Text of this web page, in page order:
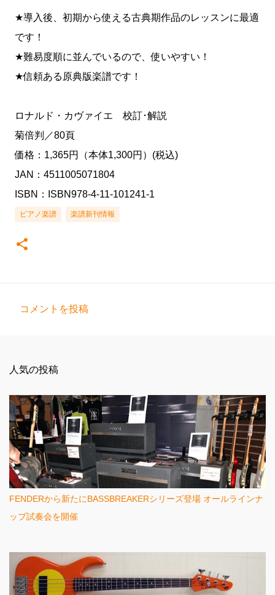
★導入後、初期から使える古典期作品のレッスンに最適
です！
★難易度順に並んでいるので、使いやすい！
★信頼ある原典版楽譜です！
ロナルド・カヴァイエ 校訂･解説
菊倍判／80頁
価格：1,365円（本体1,300円）(税込)
JAN：4511005071804
ISBN：ISBN978-4-11-101241-1
ピアノ楽譜 楽譜新刊情報
ト
コメントを投稿
人気の投稿
FENDERから新たにBASSBREAKERシリーズ登場 オールラインナ
ップ試奏会を開催